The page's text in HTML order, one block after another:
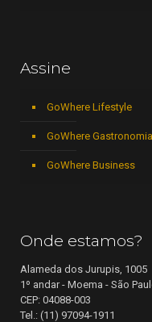
Assine
GoWhere Lifestyle
GoWhere Gastronomia
GoWhere Business
Onde estamos?
Alameda dos Jurupis, 1005
1º andar - Moema - São
CEP: 04088-003
Tel.: (11) 97094-1911